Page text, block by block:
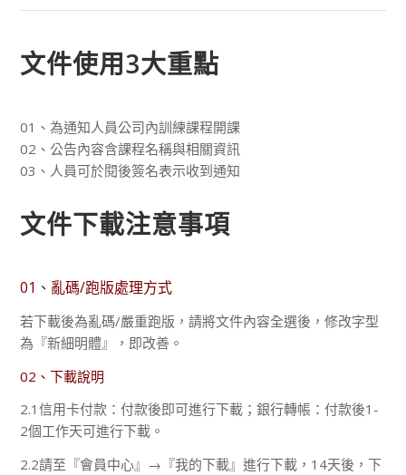
文件使用3大重點
01、為通知人員公司內訓練課程開課
02、公告內容含課程名稱與相關資訊
03、人員可於閱後簽名表示收到通知
文件下載注意事項
01、亂碼/跑版處理方式
若下載後為亂碼/嚴重跑版，請將文件內容全選後，修改字型
為『新細明體』，即改善。
02、下載說明
2.1信用卡付款：付款後即可進行下載；銀行轉帳：付款後1-
2個工作天可進行下載。
2.2請至『會員中心』→『我的下載』進行下載，14天後，下